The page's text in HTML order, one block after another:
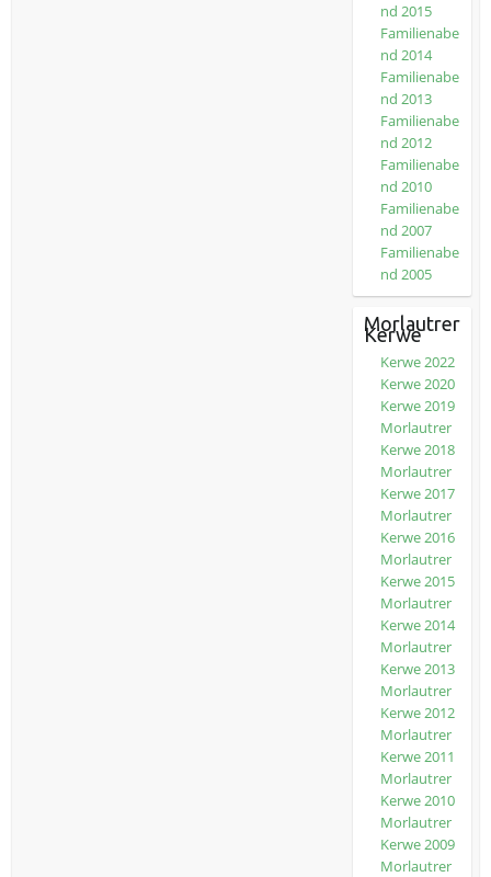
nd 2015
Familienabe
nd 2014
Familienabe
nd 2013
Familienabe
nd 2012
Familienabe
nd 2010
Familienabe
nd 2007
Familienabe
nd 2005
Morlautrer
Kerwe
Kerwe 2022
Kerwe 2020
Kerwe 2019
Morlautrer
Kerwe 2018
Morlautrer
Kerwe 2017
Morlautrer
Kerwe 2016
Morlautrer
Kerwe 2015
Morlautrer
Kerwe 2014
Morlautrer
Kerwe 2013
Morlautrer
Kerwe 2012
Morlautrer
Kerwe 2011
Morlautrer
Kerwe 2010
Morlautrer
Kerwe 2009
Morlautrer